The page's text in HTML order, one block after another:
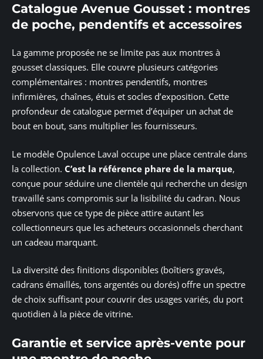
Catalogue Avenue Gousset : montres
de poche, pendentifs et accessoires
La gamme proposée ne se limite pas aux montres à
gousset classiques. Elle couvre plusieurs catégories
complémentaires : montres pendentifs, montres
infirmières, chaînes, étuis et socles d’exposition. Cette
profondeur de catalogue permet d’équiper un achat de
bout en bout, sans multiplier les fournisseurs.
Le modèle Opulence Laval occupe une place centrale dans
la collection. C’est la référence phare de la marque,
conçue pour séduire une clientèle qui recherche un design
travaillé sans compromis sur la lisibilité du cadran. Nous
observons que ce type de pièce attire autant les
collectionneurs que les acheteurs occasionnels cherchant
un cadeau marquant.
La diversité des finitions disponibles (boîtiers gravés,
cadrans émaillés, tons argentés ou dorés) offre un spectre
de choix suffisant pour couvrir des usages variés, du port
quotidien à la pièce de vitrine.
Garantie et service après-vente pour